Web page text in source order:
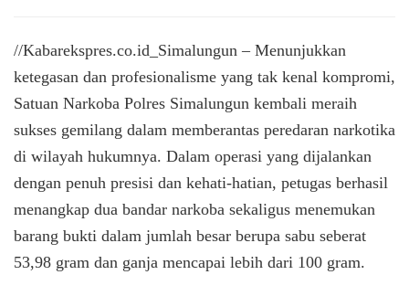
Bekuk
Sita
Gram
//Kabarekspres.co.id_Simalungun – Menunjukkan
ketegasan dan profesionalisme yang tak kenal kompromi,
Satuan Narkoba Polres Simalungun kembali meraih
sukses gemilang dalam memberantas peredaran narkotika
di wilayah hukumnya. Dalam operasi yang dijalankan
dengan penuh presisi dan kehati-hatian, petugas berhasil
menangkap dua bandar narkoba sekaligus menemukan
barang bukti dalam jumlah besar berupa sabu seberat
53,98 gram dan ganja mencapai lebih dari 100 gram.